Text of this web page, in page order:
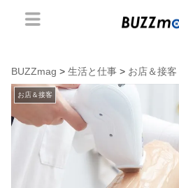
BUZZmag > 生活と仕事 > お店＆接客
お店＆接客